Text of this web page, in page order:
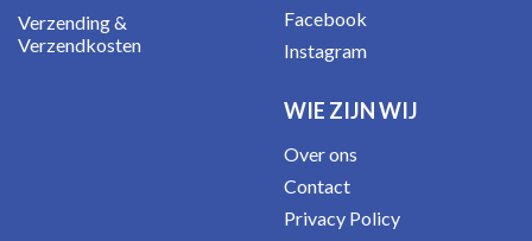
Verzending &
Verzendkosten
Facebook
Instagram
WIE ZIJN WIJ
Over ons
Contact
Privacy Policy